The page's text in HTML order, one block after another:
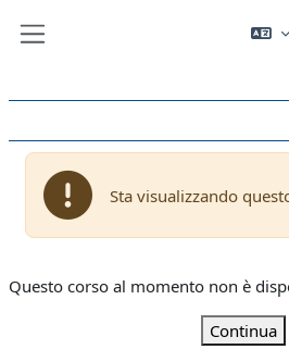
Sta visualizzando
Questo corso al momento non è
Continua